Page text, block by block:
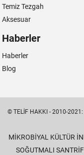
Temiz Tezgah
Aksesuar
Haberler
Haberler
Blog
© TELIF HAKKI - 2010-2021:
MIKROBIYAL KÜLTÜR
SOĞUTMALI